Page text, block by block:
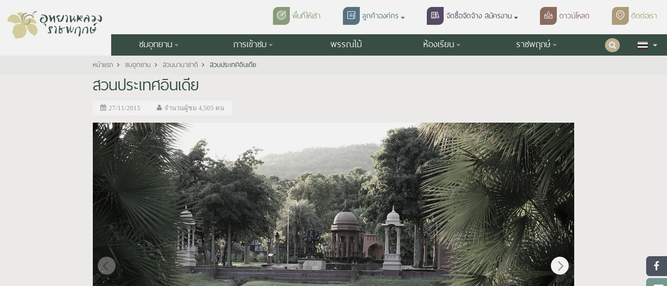
พื้นที่ให้เช่า ลูกค้าองค์กร จัดซื้อจัดจ้าง สมัครงาน ดาวน์โหลด ติดต่อเรา
ชมอุทยาน การเข้าชม พรรณไม้ ห้องเรียน ราชพฤกษ์
หน้าแรก ชมอุทยาน สวนนานาชาติ สวนประเทศอินเดีย
สวนประเทศอินเดีย
27/11/2015 จำนวนผู้ชม 4,505 คน